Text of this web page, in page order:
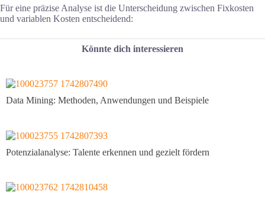
Für eine präzise Analyse ist die Unterscheidung zwischen Fixkosten
und variablen Kosten entscheidend:
Könnte dich interessieren
Data Mining: Methoden, Anwendungen und Beispiele
Potenzialanalyse: Talente erkennen und gezielt fördern